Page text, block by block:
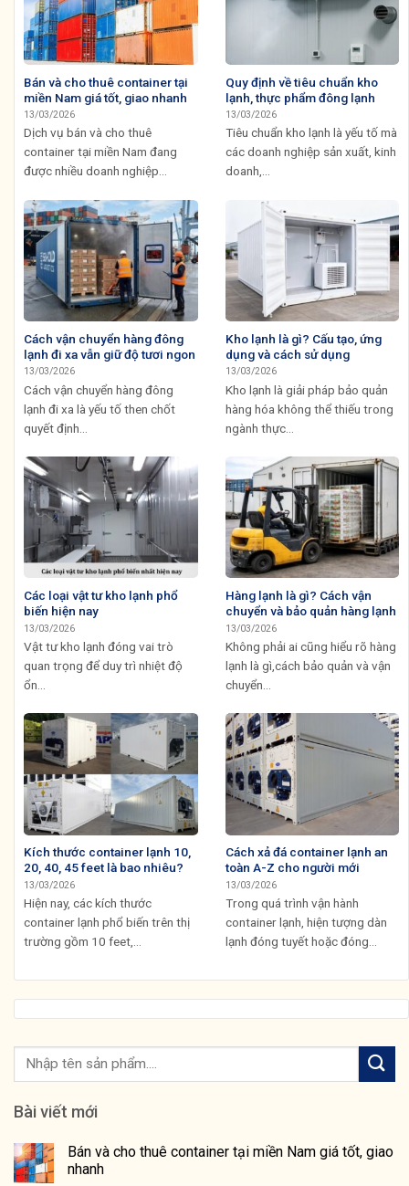
Bán và cho thuê container tại
miền Nam giá tốt, giao nhanh
13/03/2026
Dịch vụ bán và cho thuê
container tại miền Nam đang
được nhiều doanh nghiệp...
Quy định về tiêu chuẩn kho
lạnh, thực phẩm đông lạnh
13/03/2026
Tiêu chuẩn kho lạnh là yếu tố mà
các doanh nghiệp sản xuất, kinh
doanh,...
Cách vận chuyển hàng đông
lạnh đi xa vẫn giữ độ tươi ngon
13/03/2026
Cách vận chuyển hàng đông
lạnh đi xa là yếu tố then chốt
quyết định...
Kho lạnh là gì? Cấu tạo, ứng
dụng và cách sử dụng
13/03/2026
Kho lạnh là giải pháp bảo quản
hàng hóa không thể thiếu trong
ngành thực...
Các loại vật tư kho lạnh phổ
biến hiện nay
13/03/2026
Vật tư kho lạnh đóng vai trò
quan trọng để duy trì nhiệt độ
ổn...
Hàng lạnh là gì? Cách vận
chuyển và bảo quản hàng lạnh
13/03/2026
Không phải ai cũng hiểu rõ hàng
lạnh là gì,cách bảo quản và vận
chuyển...
Kích thước container lạnh 10,
20, 40, 45 feet là bao nhiêu?
13/03/2026
Hiện nay, các kích thước
container lạnh phổ biến trên thị
trường gồm 10 feet,...
Cách xả đá container lạnh an
toàn A-Z cho người mới
13/03/2026
Trong quá trình vận hành
container lạnh, hiện tượng dàn
lạnh đóng tuyết hoặc đóng...
Bài viết mới
Bán và cho thuê container tại miền Nam giá tốt, giao
nhanh